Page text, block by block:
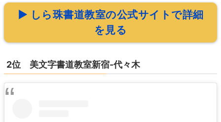
▶ しら珠書道教室の公式サイトで詳細
を見る
2位 美文字書道教室新宿-代々木